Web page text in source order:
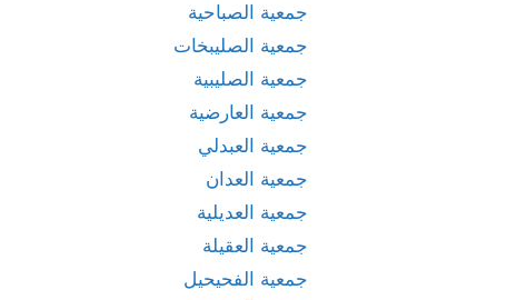
جمعية الصباحية
جمعية الصليبخات
جمعية الصليبية
جمعية العارضية
جمعية العبدلي
جمعية العدان
جمعية العديلية
جمعية العقيلة
جمعية الفحيحيل